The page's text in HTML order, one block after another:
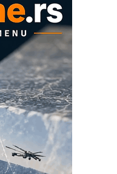
kablova
1500 VDC
tečnim